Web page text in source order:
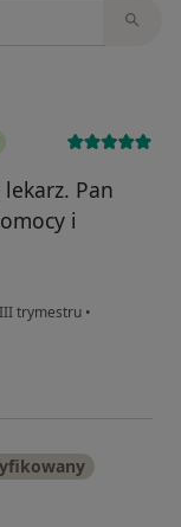
Pan
i
trymestru •